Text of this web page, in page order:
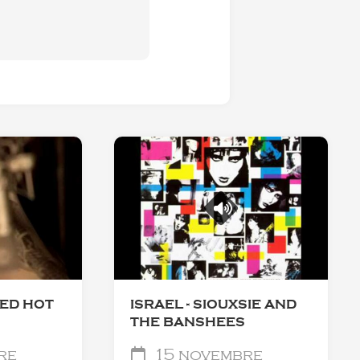
HOT
ISRAEL - SIOUXSIE AND
THE BANSHEES
15 novembre